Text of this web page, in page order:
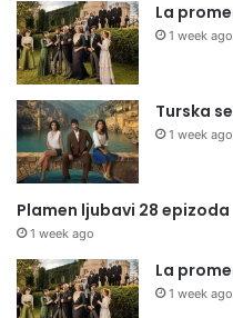
La
1 week ago
Turska
1 week ago
Plamen ljubavi 28 epizoda
1 week ago
La
1 week ago